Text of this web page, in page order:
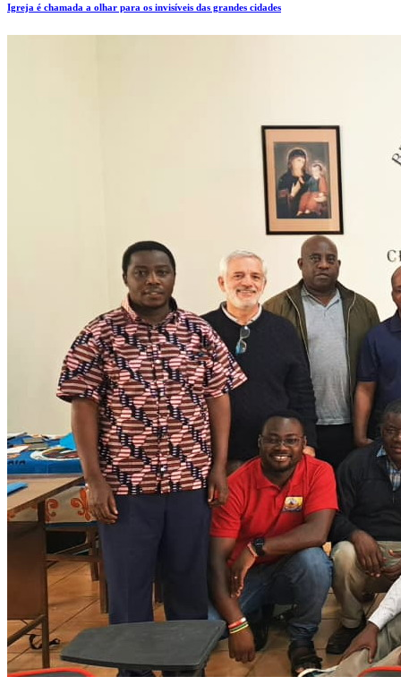
Igreja é chamada a olhar para os invisíveis das grandes cidades